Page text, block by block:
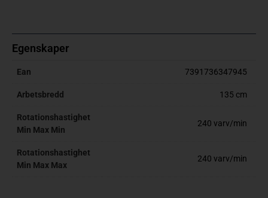
Egenskaper
Ean 7391736347945
Arbetsbredd 135 cm
Rotationshastighet
Min Max Min
240 varv/min
Rotationshastighet
Min Max Max
240 varv/min